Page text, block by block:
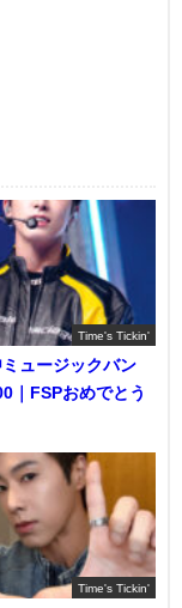
Time's Tickin'
ュージックバン
｜FSPおめでとう
Time's Tickin'